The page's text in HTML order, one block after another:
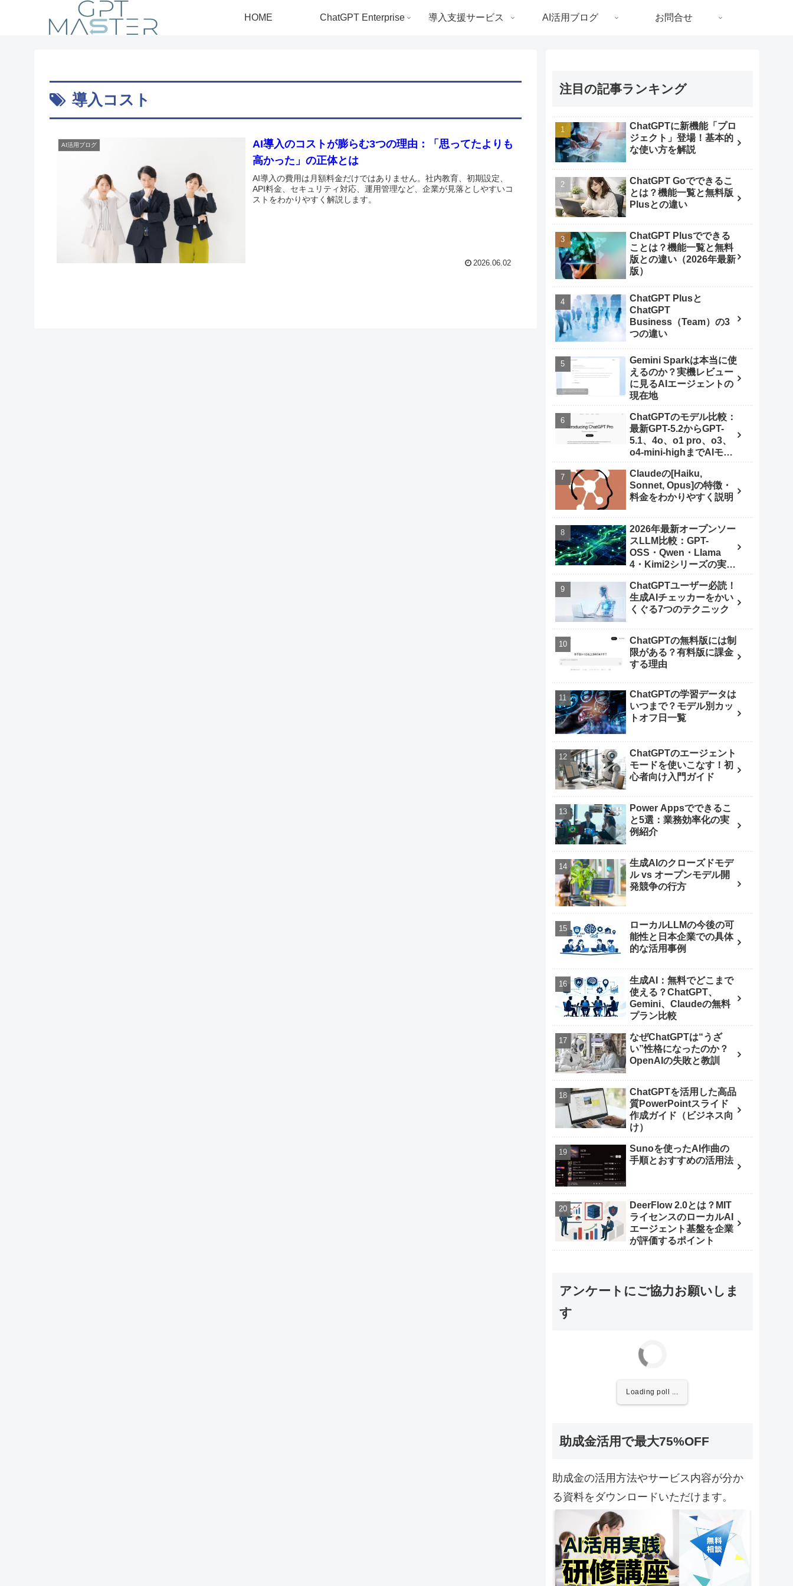
HOME ChatGPT Enterprise 導入支援サービス AI活用ブログ お問合せ
導入コスト
AI活用ブログ
AI導入のコストが膨らむ3つの理由：「思ってたよりも
高かった」の正体とは
AI導入の費用は月額料金だけではありません。社内教育、初期設定、
API料金、セキュリティ対応、運用管理など、企業が見落としやすいコ
ストをわかりやすく解説します。
2026.06.02
注目の記事ランキング
ChatGPTに新機能「プロ
ジェクト」登場！基本的
な使い方を解説
ChatGPT Goでできるこ
とは？機能一覧と無料版
Plusとの違い
ChatGPT Plusでできる
ことは？機能一覧と無料
版との違い（2026年最新
版）
ChatGPT Plusと
ChatGPT
Business（Team）の3
つの違い
Gemini Sparkは本当に使
えるのか？実機レビュー
に見るAIエージェントの
現在地
ChatGPTのモデル比較：
最新GPT-5.2からGPT-
5.1、4o、o1 pro、o3、
o4-mini-highまでAIモデ
Claudeの[Haiku,
Sonnet, Opus]の特徴・
料金をわかりやすく説明
2026年最新オープンソー
スLLM比較：GPT-
OSS・Qwen・Llama
4・Kimi2シリーズの実力
ChatGPTユーザー必読！
生成AIチェッカーをかい
くぐる7つのテクニック
ChatGPTの無料版には制
限がある？有料版に課金
する理由
ChatGPTの学習データは
いつまで？モデル別カッ
トオフ日一覧
ChatGPTのエージェント
モードを使いこなす！初
心者向け入門ガイド
Power Appsでできるこ
と5選：業務効率化の実
例紹介
生成AIのクローズドモデ
ル vs オープンモデル開
発競争の行方
ローカルLLMの今後の可
能性と日本企業での具体
的な活用事例
生成AI：無料でどこまで
使える？ChatGPT、
Gemini、Claudeの無料
プラン比較
なぜChatGPTは“うざ
い”性格になったのか？
OpenAIの失敗と教訓
ChatGPTを活用した高品
質PowerPointスライド
作成ガイド（ビジネス向
け）
Sunoを使ったAI作曲の
手順とおすすめの活用法
DeerFlow 2.0とは？MIT
ライセンスのローカルAI
エージェント基盤を企業
が評価するポイント
アンケートにご協力お願いしま
す
Loading poll ...
助成金活用で最大75%OFF
助成金の活用方法やサービス内容が分か
る資料をダウンロードいただけます。